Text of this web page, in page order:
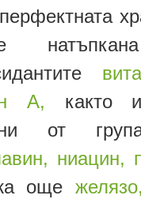
А, както
от
ниацин,
още желязо,